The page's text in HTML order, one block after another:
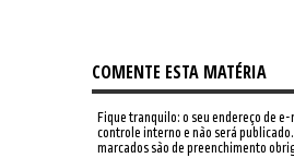
COMENTE ESTA MATÉRIA
Fique tranquilo: o seu endereço de
controle interno e não será
marcados são de preenchimento